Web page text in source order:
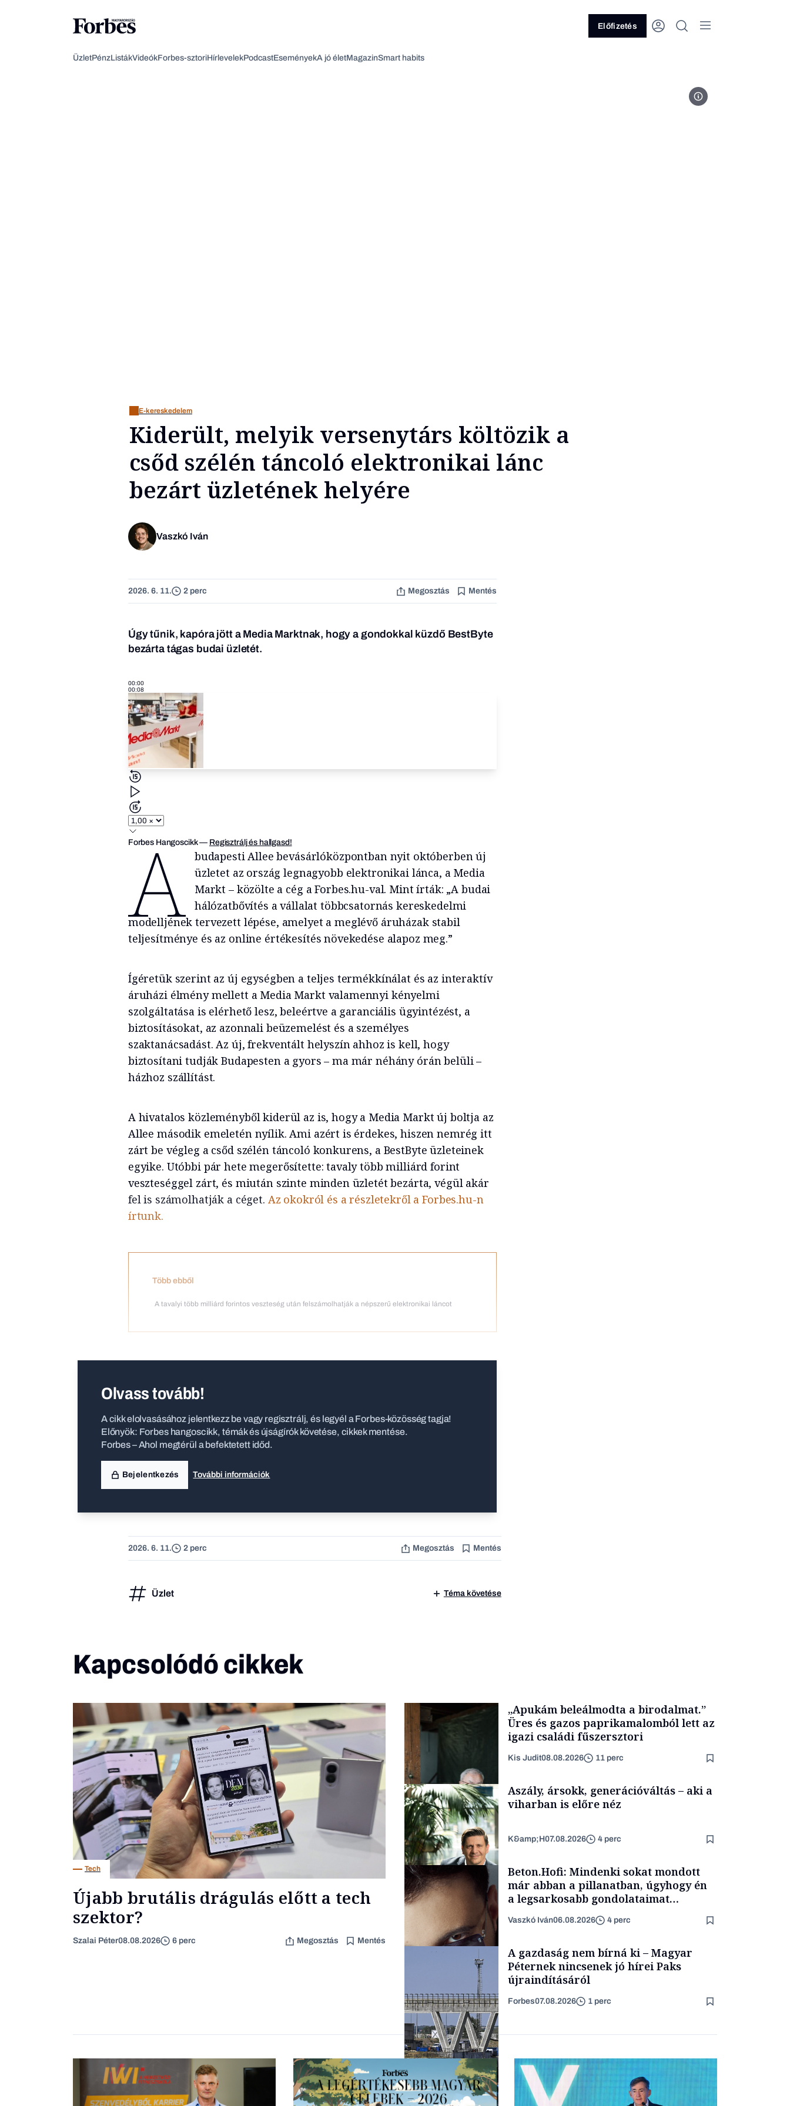
Előfizetés
ÜzletPénzListákVideókForbes-sztoriHírlevelekPodcastEseményekA jó életMagazinSmart habits
Fotó: Media Markt
E-kereskedelem
Kiderült, melyik versenytárs költözik a
csőd szélén táncoló elektronikai lánc
bezárt üzletének helyére
Vaszkó Iván
2026. 6. 11. 2 perc Megosztás Mentés
Úgy tűnik, kapóra jött a Media Marktnak, hogy a gondokkal küzdő BestByte
bezárta tágas budai üzletét.
00:00
00:08
Forbes Hangoscikk— Regisztrálj és hallgasd!
A
budapesti Allee bevásárlóközpontban nyit októberben új
üzletet az ország legnagyobb elektronikai lánca, a Media
Markt – közölte a cég a Forbes.hu-val. Mint írták: „A budai
hálózatbővítés a vállalat többcsatornás kereskedelmi
modelljének tervezett lépése, amelyet a meglévő áruházak stabil
teljesítménye és az online értékesítés növekedése alapoz meg.”
Ígéretük szerint az új egységben a teljes termékkínálat és az interaktív
áruházi élmény mellett a Media Markt valamennyi kényelmi
szolgáltatása is elérhető lesz, beleértve a garanciális ügyintézést, a
biztosításokat, az azonnali beüzemelést és a személyes
szaktanácsadást. Az új, frekventált helyszín ahhoz is kell, hogy
biztosítani tudják Budapesten a gyors – ma már néhány órán belüli –
házhoz szállítást.
A hivatalos közleményből kiderül az is, hogy a Media Markt új boltja az
Allee második emeletén nyílik. Ami azért is érdekes, hiszen nemrég itt
zárt be végleg a csőd szélén táncoló konkurens, a BestByte üzleteinek
egyike. Utóbbi pár hete megerősítette: tavaly több milliárd forint
veszteséggel zárt, és miután szinte minden üzletét bezárta, végül akár
fel is számolhatják a céget. Az okokról és a részletekről a Forbes.hu-n
írtunk.
Több ebből
A tavalyi több milliárd forintos veszteség után felszámolhatják a népszerű elektronikai láncot
Olvass tovább!
A cikk elolvasásához jelentkezz be vagy regisztrálj, és legyél a Forbes-közösség tagja!
Előnyök: Forbes hangoscikk, témák és újságírók követése, cikkek mentése.
Forbes – Ahol megtérül a befektetett időd.
Bejelentkezés További információk
2026. 6. 11. 2 perc Megosztás Mentés
Üzlet Téma követése
Kapcsolódó cikkek
Tech
Újabb brutális drágulás előtt a tech
szektor?
Szalai Péter08.08.2026 6 perc Megosztás Mentés
Családi vállalkozások
„Apukám beleálmodta a birodalmat.”
Üres és gazos paprikamalomból lett az
igazi családi fűszersztori
Kis Judit08.08.2026 11 perc
TÁMOGATÓI
TARTALOM
Aszály, ársokk, generációváltás – aki a
viharban is előre néz
K&amp;H07.08.2026 4 perc
Forbes-sztori
Beton.Hofi: Mindenki sokat mondott
már abban a pillanatban, úgyhogy én
a legsarkosabb gondolataimat
Vaszkó Iván06.08.2026 4 perc
A gazdaság nem bírná ki – Magyar
Péternek nincsenek jó hírei Paks
újraindításáról
Forbes07.08.2026 1 perc